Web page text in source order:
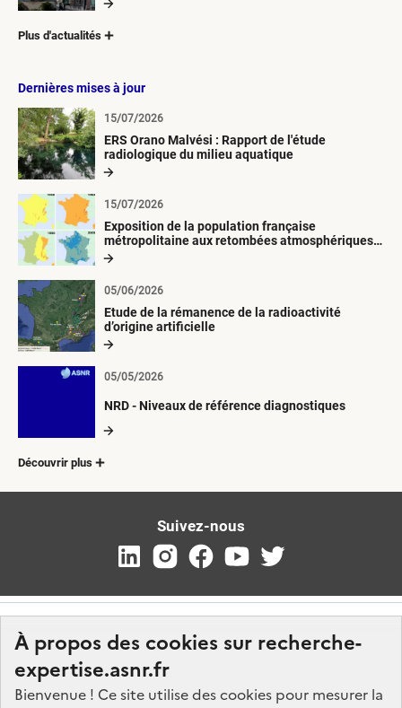
À propos des cookies sur recherche-
expertise.asnr.fr
Bienvenue ! Ce site utilise des cookies pour mesurer la
Plus d'actualités
Dernières mises à jour
ERS Orano Malvési : Rapport de l'étude
radiologique du milieu aquatique
15/07/2026
Exposition de la population française
métropolitaine aux retombées atmosphériques
radioactives depuis 1945
15/07/2026
Etude de la rémanence de la radioactivité
d’origine artificielle
05/06/2026
NRD - Niveaux de référence diagnostiques
05/05/2026
Découvrir plus
Suivez-nous